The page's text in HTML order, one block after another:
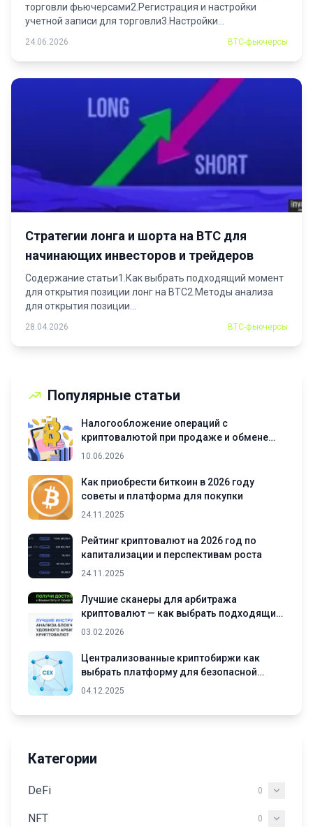
торговли фьючерсами2.Регистрация и настройки
учетной записи для торговли3.Настройки
24.06.2026 BTC-фьючерсы
Стратегии лонга и шорта на BTC для
начинающих инвесторов и трейдеров
Содержание статьи1.Как выбрать подходящий момент
для открытия позиции лонг на BTC2.Методы анализа
для открытия позиции...
28.04.2026 BTC-фьючерсы
Популярные статьи
Налогообложение операций с
криптовалютой при продаже и обмене
активов
10.06.2026
Как приобрести биткоин в 2026 году
советы и платформа для покупки
24.11.2025
Рейтинг криптовалют на 2026 год по
капитализации и перспективам роста
24.11.2025
Лучшие сканеры для арбитража
криптовалют — как выбрать подходящий
инструмент
03.02.2026
Централизованные криптобиржи как
выбрать платформу для безопасной
торговли криптовалютами
04.12.2025
Категории
DeFi 0
NFT 0